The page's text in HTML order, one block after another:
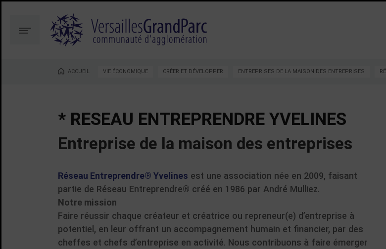
contenu
la
recherche
Menu
Vous êtes ici :
ACCUEIL VIE ÉCONOMIQUE CRÉER ET DÉVELOPPER ENTREPRISES DE LA MAISON DES ENTREPRISES
* RESEAU ENTREPRENDRE YVELINES
Entreprise de la maison des entreprises
Réseau Entreprendre® Yvelines est une association née en 2009, faisant
partie de Réseau Entreprendre® créé en 1986 par André Mulliez.
Notre mission
Faire réussir chaque créateur et créatrice ou repreneur(e) d’entreprise à
potentiel, en leur offrant un accompagnement humain et financier, par des
cheffes et chefs d’entreprise en activité. Nous contribuons à faire émerger